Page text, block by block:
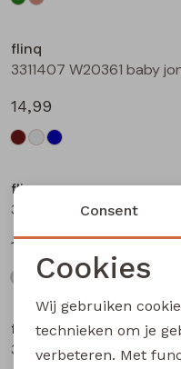
flinq
14,99
flinq
12,99
flinq
3311408
Noodzakelijke
Analytische
Consent
Cookies
Wij gebruiken
technieken om je
verbeteren. Met